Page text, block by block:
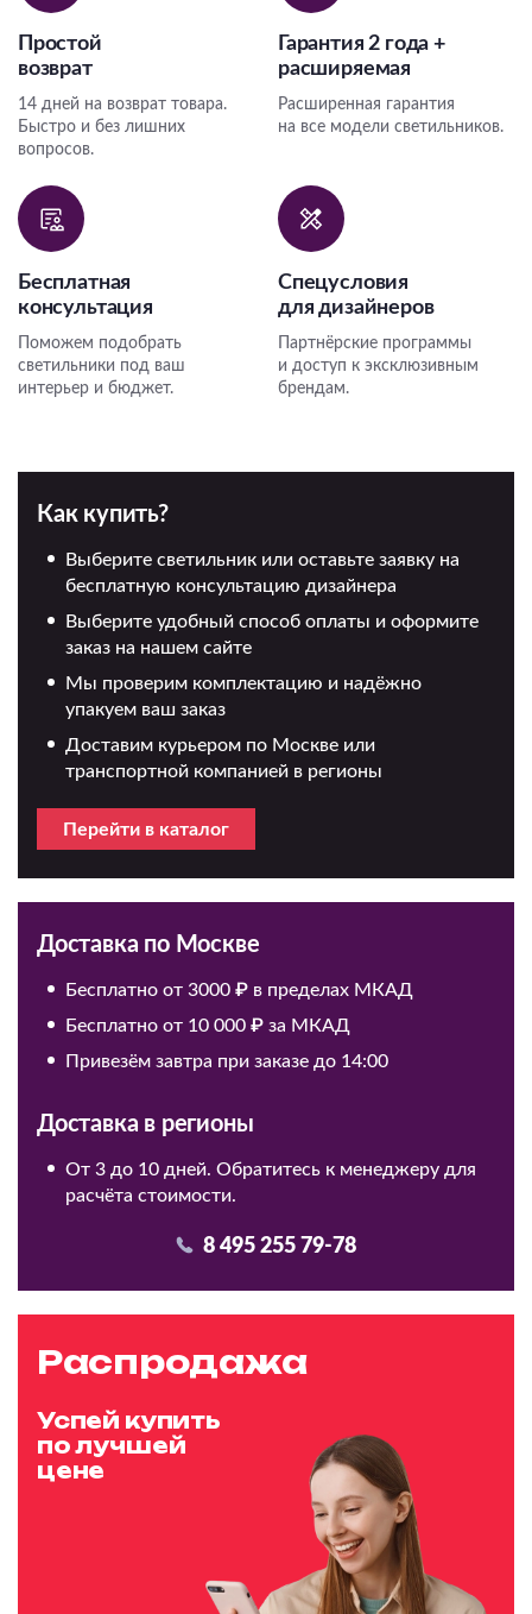
Простой
возврат
14 дней на возврат товара.
Быстро и без лишних
вопросов.
Гарантия 2 года +
расширяемая
Расширенная гарантия
на все модели светильников.
Бесплатная
консультация
Поможем подобрать
светильники под ваш
интерьер и бюджет.
Спецусловия
для дизайнеров
Партнёрские программы
и доступ к эксклюзивным
брендам.
Как купить?
Выберите светильник или оставьте заявку на
бесплатную консультацию дизайнера
Выберите удобный способ оплаты и оформите
заказ на нашем сайте
Мы проверим комплектацию и надёжно
упакуем ваш заказ
Доставим курьером по Москве или
транспортной компанией в регионы
Перейти в каталог
Доставка по Москве
Бесплатно от 3000 ₽ в пределах МКАД
Бесплатно от 10 000 ₽ за МКАД
Привезём завтра при заказе до 14:00
Доставка в регионы
От 3 до 10 дней. Обратитесь к менеджеру для
расчёта стоимости.
8 495 255 79-78
Распродажа
Успей купить
по лучшей
цене